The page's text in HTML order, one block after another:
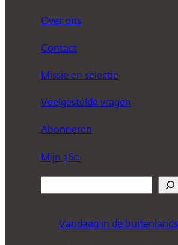
Over ons
Contact
Missie en selectie
Veelgestelde vragen
Abonneren
Mijn 360
Vandaag in de